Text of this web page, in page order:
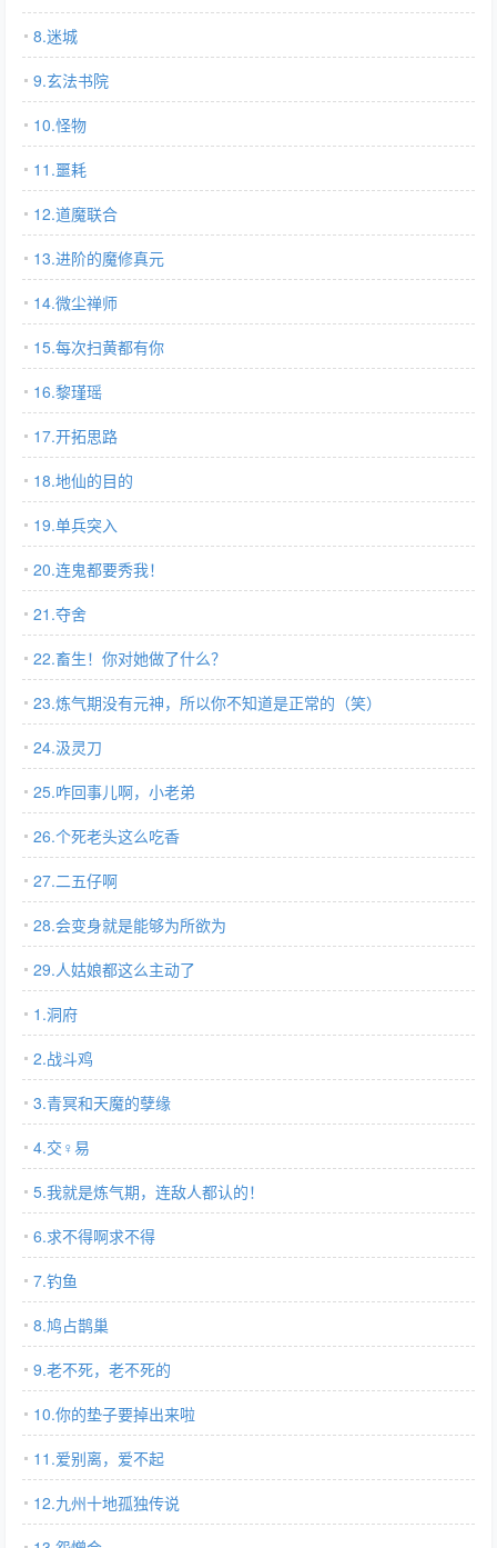
8.迷城
9.玄法书院
10.怪物
11.噩耗
12.道魔联合
13.进阶的魔修真元
14.微尘禅师
15.每次扫黄都有你
16.黎瑾瑶
17.开拓思路
18.地仙的目的
19.单兵突入
20.连鬼都要秀我！
21.夺舍
22.畜生！你对她做了什么？
23.炼气期没有元神，所以你不知道是正常的（笑）
24.汲灵刀
25.咋回事儿啊，小老弟
26.个死老头这么吃香
27.二五仔啊
28.会变身就是能够为所欲为
29.人姑娘都这么主动了
1.洞府
2.战斗鸡
3.青冥和天魔的孽缘
4.交♀易
5.我就是炼气期，连敌人都认的！
6.求不得啊求不得
7.钓鱼
8.鸠占鹊巢
9.老不死，老不死的
10.你的垫子要掉出来啦
11.爱别离，爱不起
12.九州十地孤独传说